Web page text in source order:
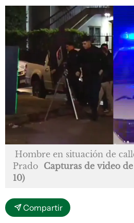
Hombre en situación de
Prado Capturas de video
10)
Compartir